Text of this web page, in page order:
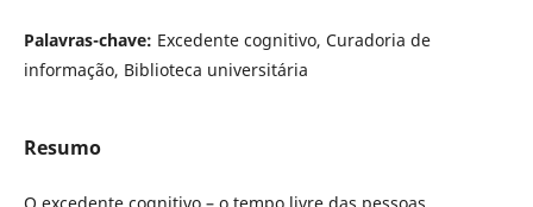
Palavras-chave: Excedente cognitivo, Curadoria de
informação, Biblioteca universitária
Resumo